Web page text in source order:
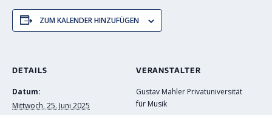
ZUM KALENDER HINZUFÜGEN
DETAILS
Datum:
Mittwoch, 25. Juni 2025
VERANSTALTER
Gustav Mahler Privatuniversität
für Musik